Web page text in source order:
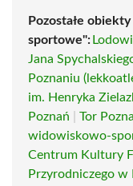
Pozostałe
sportowe":
Jana
Poznaniu
im. Henryka
Poznań
Tor
widowiskowo-
Centrum Kultury
Przyrodniczego w